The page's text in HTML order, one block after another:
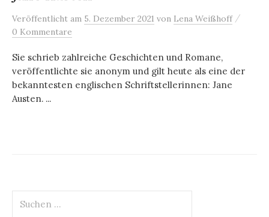
Veröffentlicht am 5. Dezember 2021 von Lena Weißhoff /
0 Kommentare
Sie schrieb zahlreiche Geschichten und Romane,
veröffentlichte sie anonym und gilt heute als eine der
bekanntesten englischen Schriftstellerinnen: Jane
Austen. ...
nach: